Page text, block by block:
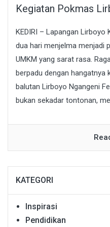
Kegiatan Pokmas
KEDIRI – Lapangan
dua hari menjelma menjadi
UMKM yang sarat rasa.
berpadu dengan hangatnya
balutan Lirboyo Ngangeni
bukan sekadar tontonan,
KATEGORI
Inspirasi
Pendidikan